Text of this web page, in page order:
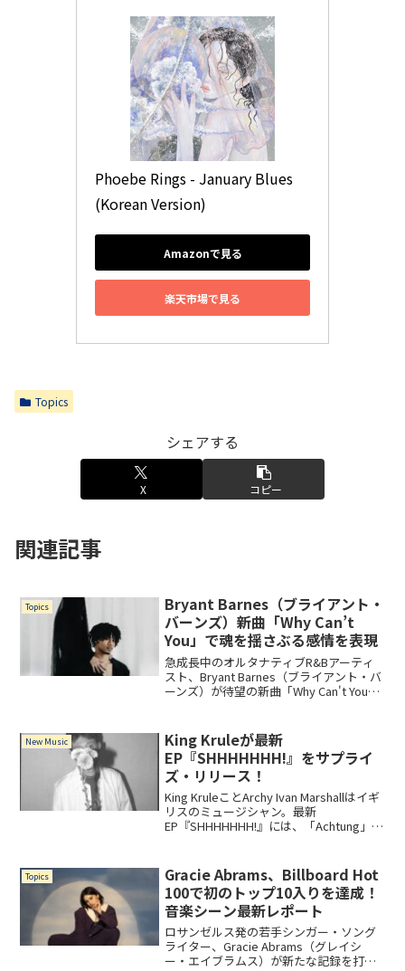
Phoebe Rings - January Blues
(Korean Version)
Amazonで見る
楽天市場で見る
Topics
シェアする
X コピー
関連記事
Topics
Bryant Barnes（ブライアント・
バーンズ）新曲「Why Can’t
You」で魂を揺さぶる感情を表現
急成長中のオルタナティブR&Bアーティ
スト、Bryant Barnes（ブライアント・バ
ーンズ）が待望の新曲「Why Can't You」
Mercury Records...
New Music
King Kruleが最新
EP『SHHHHHHH!』をサプライ
ズ・リリース！
King KruleことArchy Ivan Marshallはイギ
リスのミュージシャン。最新
EP『SHHHHHHH!』には、「Achtung」
務め、バンド・メンバーとともに白黒で
湿地帯を漕ぎ回る収録曲「Time for
Slurp」のミュージックビデオも要チェッ
クです！
Topics
Gracie Abrams、Billboard Hot
100で初のトップ10入りを達成！
音楽シーン最新レポート
ロサンゼルス発の若手シンガー・ソング
ライター、Gracie Abrams（グレイシ
ー・エイブラムス）が新たな記録を打ち